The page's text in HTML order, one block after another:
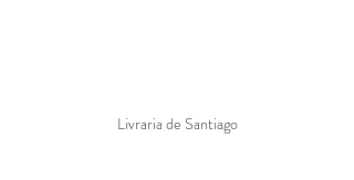
Livraria de Santiago